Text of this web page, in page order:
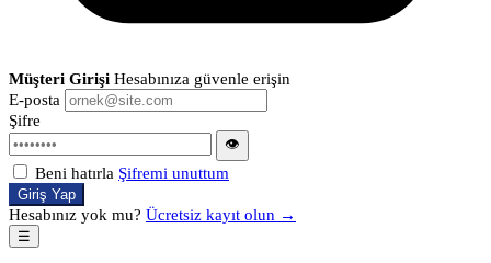
Müşteri Girişi Hesabınıza güvenle erişin
E-posta
Şifre
👁
Beni hatırla Şifremi unuttum
Giriş Yap
Hesabınız yok mu? Ücretsiz kayıt olun →
☰